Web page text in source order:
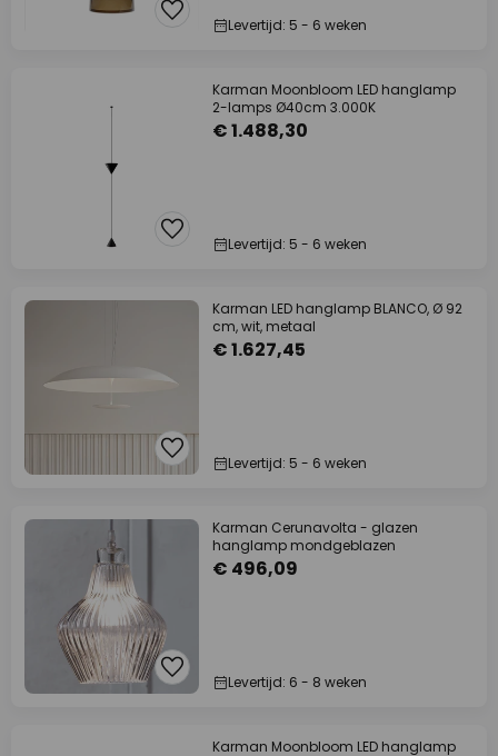
Levertijd: 5 - 6 weken
Karman Moonbloom LED hanglamp
2-lamps Ø40cm 3.000K
€ 1.488,30
Levertijd: 5 - 6 weken
Karman LED hanglamp BLANCO, Ø 92
cm, wit, metaal
€ 1.627,45
Levertijd: 5 - 6 weken
Karman Cerunavolta - glazen
hanglamp mondgeblazen
€ 496,09
Levertijd: 6 - 8 weken
Karman Moonbloom LED hanglamp